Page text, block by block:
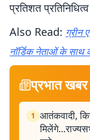
प्रतिशत
Also Read: ग्रीन
नॉर्डिक नेताओं के साथ की
प्रभात खबर
1 आतंकवादी,